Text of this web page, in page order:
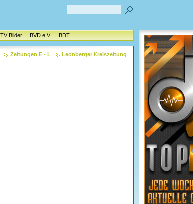
TV Bilder BVD e.V. BDT
Zeitungen E - L Leonberger Kreiszeitung